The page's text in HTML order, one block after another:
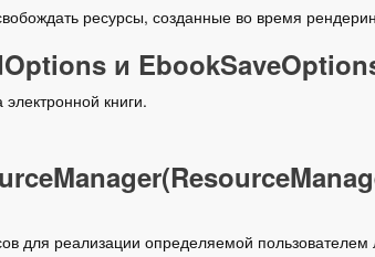
ресурсы, созданные во время
и
книги.
для реализации определяемой пользователем